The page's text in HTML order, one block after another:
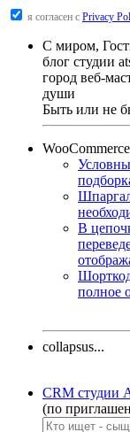
я согласен с Privacy
С миром,
блог студии
город веб-
души
Быть или не
В
полное
collapsus...
CRM студии
(по